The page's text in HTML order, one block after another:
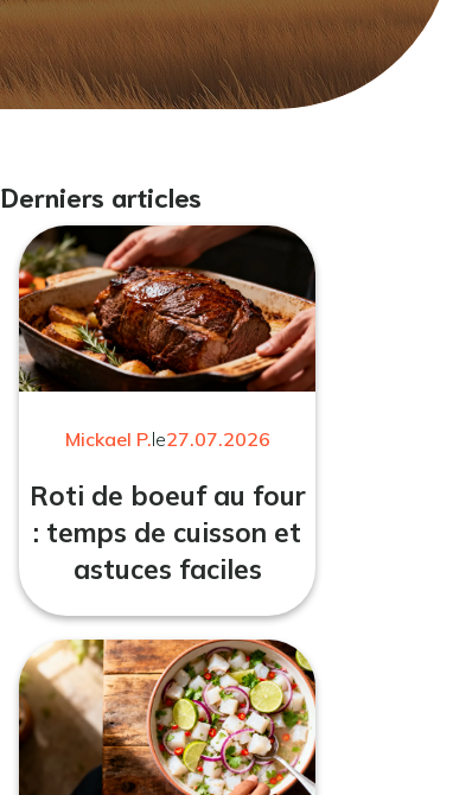
Derniers articles
Mickael P.le27.07.2026
Roti de boeuf au four
: temps de cuisson et
astuces faciles